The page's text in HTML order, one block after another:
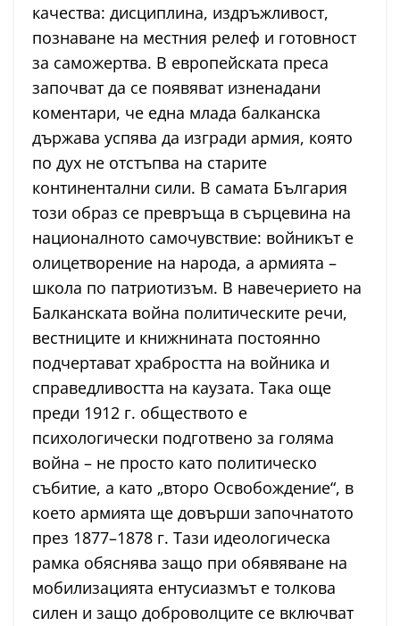
качества: дисциплина, издръжливост,
познаване на местния релеф и готовност
за саможертва. В европейската преса
започват да се появяват изненадани
коментари, че една младa балканска
държава успява да изгради армия, която
по дух не отстъпва на старите
континентални сили. В самата България
този образ се превръща в сърцевина на
националното самочувствие: войникът е
олицетворение на народа, а армията –
школа по патриотизъм. В навечерието на
Балканската война политическите речи,
вестниците и книжнината постоянно
подчертават храбростта на войника и
справедливостта на каузата. Така още
преди 1912 г. обществото е
психологически подготвено за голяма
война – не просто като политическо
събитие, а като „второ Освобождение“, в
което армията ще довърши започнатото
през 1877–1878 г. Тази идеологическа
рамка обяснява защо при обявяване на
мобилизацията ентусиазмът е толкова
силен и защо доброволците се включват